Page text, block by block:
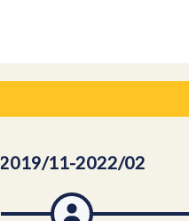
2019/11-2022/02